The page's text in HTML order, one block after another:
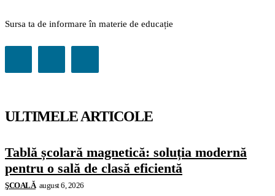
Sursa ta de informare în materie de educație
ULTIMELE ARTICOLE
Tablă școlară magnetică: soluția modernă
pentru o sală de clasă eficientă
ŞCOALĂ august 6, 2026